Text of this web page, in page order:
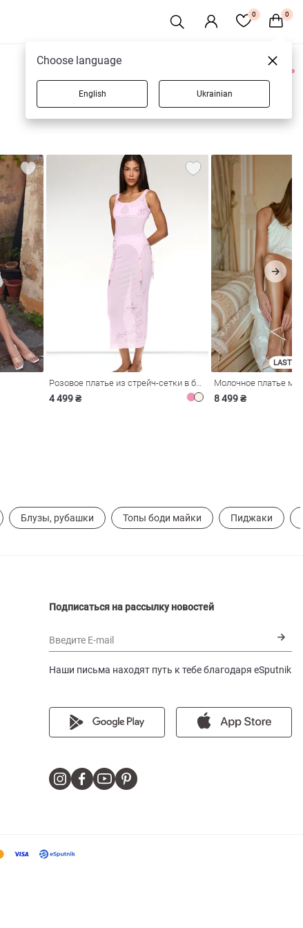
0 0
0 товаров
4 499 ₴
LAST
8 499 ₴
Блузы, рубашки Топы боди майки Пиджаки
Подписаться на рассылку новостей
Введите E-mail
Наши письма находят путь к тебе благодаря eSputnik
Choose language
English Ukrainian